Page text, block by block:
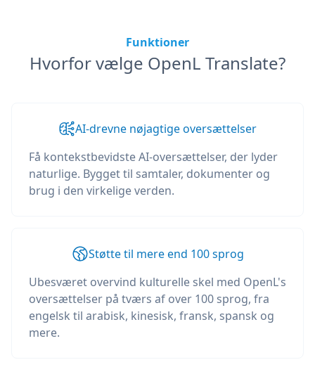
Funktioner
Hvorfor vælge OpenL Translate?
AI-drevne nøjagtige oversættelser
Få kontekstbevidste AI-oversættelser, der lyder
naturlige. Bygget til samtaler, dokumenter og
brug i den virkelige verden.
Støtte til mere end 100 sprog
Ubesværet overvind kulturelle skel med OpenL's
oversættelser på tværs af over 100 sprog, fra
engelsk til arabisk, kinesisk, fransk, spansk og
mere.